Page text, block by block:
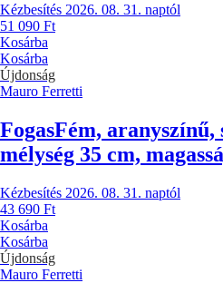
Kézbesítés 2026. 08. 31. naptól
51 090 Ft
Kosárba
Kosárba
Újdonság
Mauro Ferretti
FogasFém, aranyszínű,
mélység 35 cm,
Kézbesítés 2026. 08. 31. naptól
43 690 Ft
Kosárba
Kosárba
Újdonság
Mauro Ferretti